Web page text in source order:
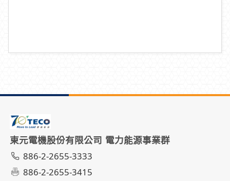
東元電機股份有限公司 電力能源事業群
886-2-2655-3333
886-2-2655-3415